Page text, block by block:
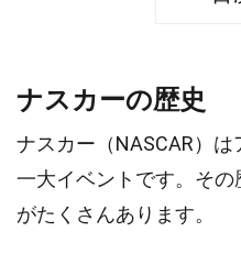
ナスカーの歴史
ナスカー（NASCAR）
一大イベントです。そ
がたくさんあります。